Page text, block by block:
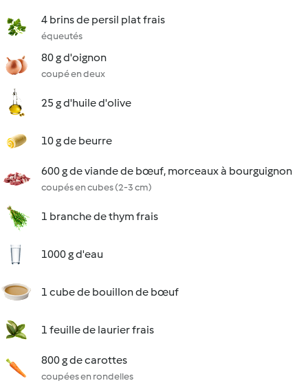
4 brins de persil plat frais
équeutés
80 g d'oignon
coupé en deux
25 g d'huile d'olive
10 g de beurre
600 g de viande de bœuf, morceaux à bourguignon
coupés en cubes (2-3 cm)
1 branche de thym frais
1000 g d'eau
1 cube de bouillon de bœuf
1 feuille de laurier frais
800 g de carottes
coupées en rondelles